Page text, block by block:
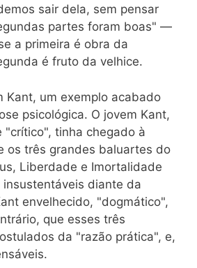
sair dela, sem pensar
partes foram boas" —
a primeira é obra da
é fruto da velhice.
Kant, um exemplo acabado
psicológica. O jovem Kant,
"crítico", tinha chegado à
os três grandes baluartes do
Liberdade e Imortalidade
diante da
envelhecido, "dogmático",
que esses três
da "razão prática", e,